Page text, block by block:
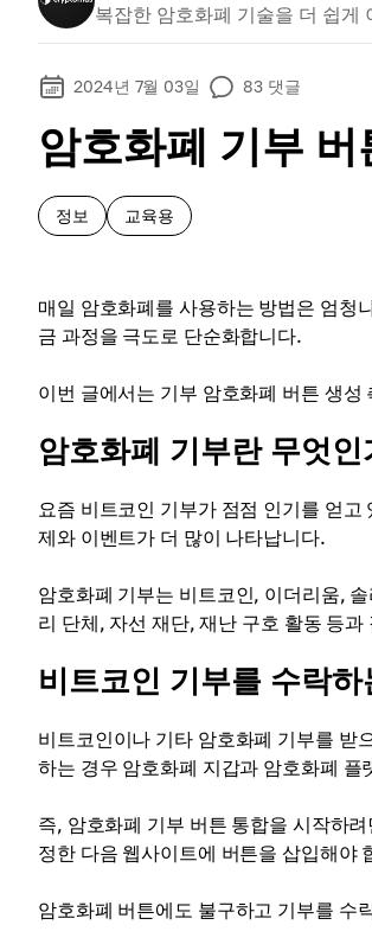
복잡한 암호화폐 기술을 더 쉽게
2024년 7월 03일 83 댓글
암호화폐 기부
정보 교육용
매일 암호화폐를 사용하는 방법은 엄청
금 과정을 극도로 단순화합니다.
이번 글에서는 기부 암호화폐 버튼 생
암호화폐 기부란 무엇인
요즘 비트코인 기부가 점점 인기를 얻
제와 이벤트가 더 많이 나타납니다.
암호화폐 기부는 비트코인, 이더리움,
리 단체, 자선 재단, 재난 구호 활동 등
비트코인 기부를 수락
비트코인이나 기타 암호화폐 기부를 받
하는 경우 암호화폐 지갑과 암호화폐
즉, 암호화폐 기부 버튼 통합을 시작하
정한 다음 웹사이트에 버튼을 삽입해야
암호화폐 버튼에도 불구하고 기부를 수